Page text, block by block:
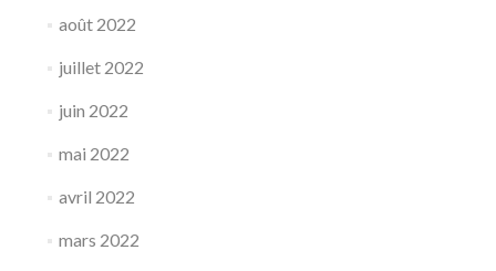
août 2022
juillet 2022
juin 2022
mai 2022
avril 2022
mars 2022